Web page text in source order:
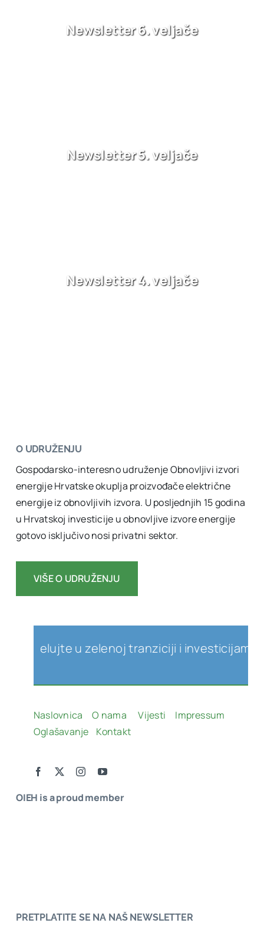
Newsletter 6. veljače
Newsletter 5. veljače
Newsletter 4. veljače
O UDRUŽENJU
Gospodarsko-interesno udruženje Obnovljivi izvori
energije Hrvatske okuplja proizvođače električne
energije iz obnovljivih izvora. U posljednjih 15 godina
u Hrvatskoj investicije u obnovljive izvore energije
gotovo isključivo nosi privatni sektor.
VIŠE O UDRUŽENJU
OIEH is a proud member
PRETPLATITE SE NA NAŠ NEWSLETTER
u zelenoj tranziciji i investicijama
Naslovnica O nama Vijesti
Impressum
Oglašavanje
Kontakt